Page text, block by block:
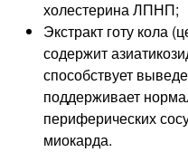
холестерина ЛПНП;
Экстракт готу кола
содержит
способствует
поддерживает
периферических
миокарда.